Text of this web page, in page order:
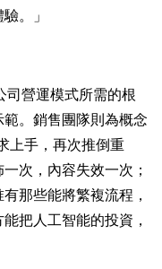
。」
司營運模式所需的根
。銷售團隊則為概念
上手，再次推倒重
次，內容失效一次；
那些能將繁複流程，
把人工智能的投資，